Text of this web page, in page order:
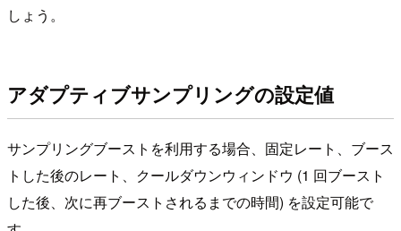
しょう。
アダプティブサンプリングの設定値
サンプリングブーストを利用する場合、固定レート、ブース
トした後のレート、クールダウンウィンドウ (1 回ブースト
した後、次に再ブーストされるまでの時間) を設定可能で